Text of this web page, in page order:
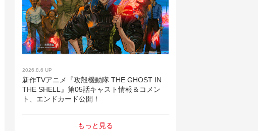
2026.8.6 UP
新作TVアニメ『攻殻機動隊 THE GHOST IN
THE SHELL』第05話キャスト情報＆コメン
ト、エンドカード公開！
もっと見る